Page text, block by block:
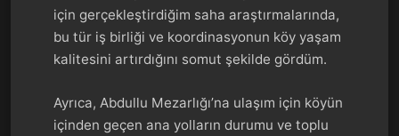
için gerçekleştirdiğim saha araştırmalarında,
bu tür iş birliği ve koordinasyonun köy yaşam
kalitesini artırdığını somut şekilde gördüm.
Ayrıca, Abdullu Mezarlığı’na ulaşım için köyün
içinden geçen ana yolların durumu ve toplu